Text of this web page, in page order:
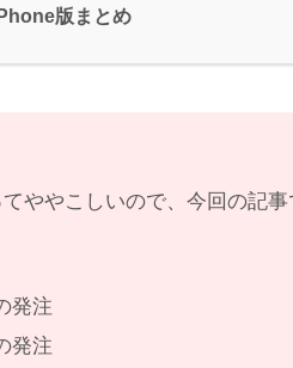
版まとめ
ややこしいので、今回の記
発注
発注